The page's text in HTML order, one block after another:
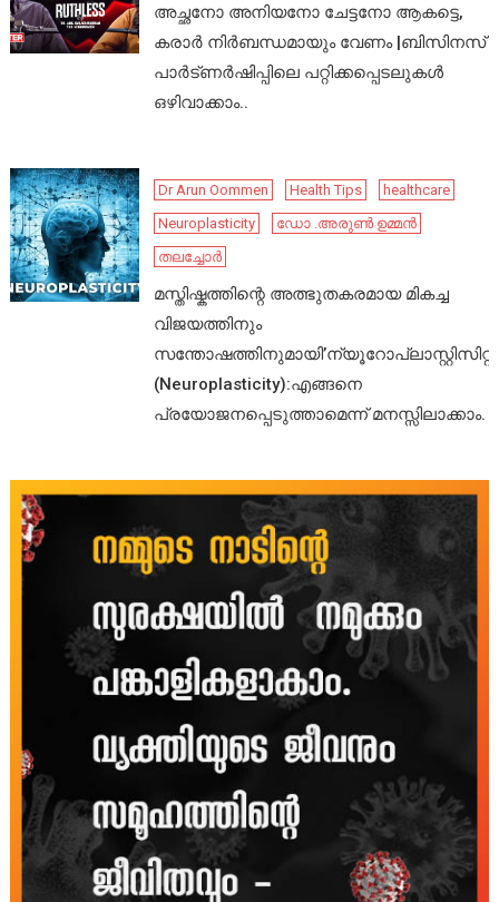
അച്ഛനോ അനിയനോ ചേട്ടനോ ആകട്ടെ,
കരാർ നിർബന്ധമായും വേണം |ബിസിനസ്
പാർട്ണർഷിപ്പിലെ പറ്റിക്കപ്പെടലുകൾ
ഒഴിവാക്കാം..
Dr Arun Oommen Health Tips
healthcare
Neuroplasticity
ഡോ .അരുൺ ഉമ്മൻ
തലച്ചോർ
മസ്തിഷ്കത്തിന്റെ അത്ഭുതകരമായ മികച്ച
വിജയത്തിനും
സന്തോഷത്തിനുമായി’ന്യൂറോപ്ലാസ്റ്റിസിറ്റി’
(Neuroplasticity):എങ്ങനെ
പ്രയോജനപ്പെടുത്താമെന്ന് മനസ്സിലാക്കാം.